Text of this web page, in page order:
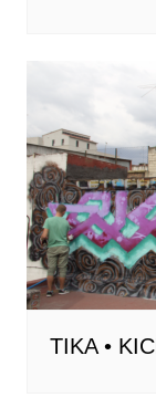
TIKA •